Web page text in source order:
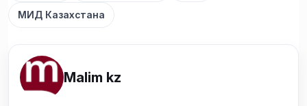
МИД Казахстана
Malim kz